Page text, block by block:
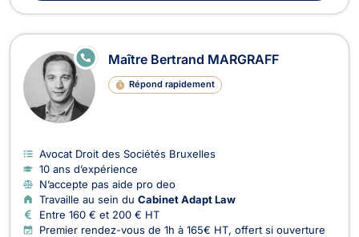
Maître Bertrand MARGRAFF
Répond rapidement
E
N
E
Avocat Droit des Sociétés Bruxelles
10 ans d’expérience
N’accepte pas aide pro deo
Travaille au sein du Cabinet Adapt Law
Entre 160 € et 200 € HT
Premier rendez-vous de 1h à 165€ HT, offert si ouverture